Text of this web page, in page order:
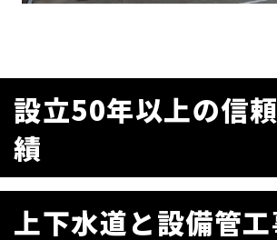
設立50年以上の信
績
上下水道と設備管